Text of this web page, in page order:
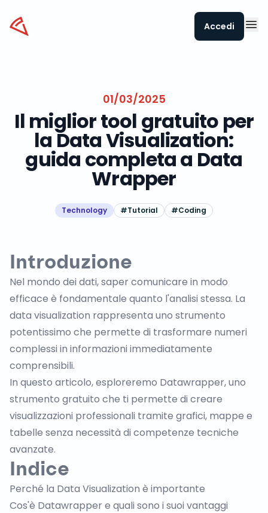
Datapizza Accedi
01/03/2025
Il miglior tool gratuito per
la Data Visualization:
guida completa a Data
Wrapper
Technology #Tutorial #Coding
Introduzione
Nel mondo dei dati, saper comunicare in modo
efficace è fondamentale quanto l'analisi stessa. La
data visualization rappresenta uno strumento
potentissimo che permette di trasformare numeri
complessi in informazioni immediatamente
comprensibili.
In questo articolo, esploreremo Datawrapper, uno
strumento gratuito che ti permette di creare
visualizzazioni professionali tramite grafici, mappe e
tabelle senza necessità di competenze tecniche
avanzate.
Indice
Perché la Data Visualization è importante
Cos'è Datawrapper e quali sono i suoi vantaggi